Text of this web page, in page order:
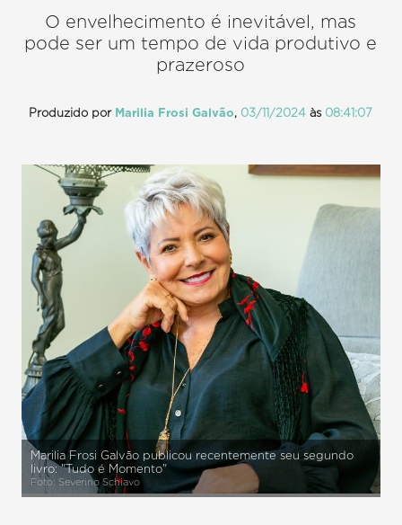
O envelhecimento é inevitável, mas
pode ser um tempo de vida produtivo e
prazeroso
Produzido por Marilia Frosi Galvão, 03/11/2024 às 08:41:07
Marilia Frosi Galvão publicou recentemente seu segundo
livro: "Tudo é Momento"
Foto: Severino Schiavo